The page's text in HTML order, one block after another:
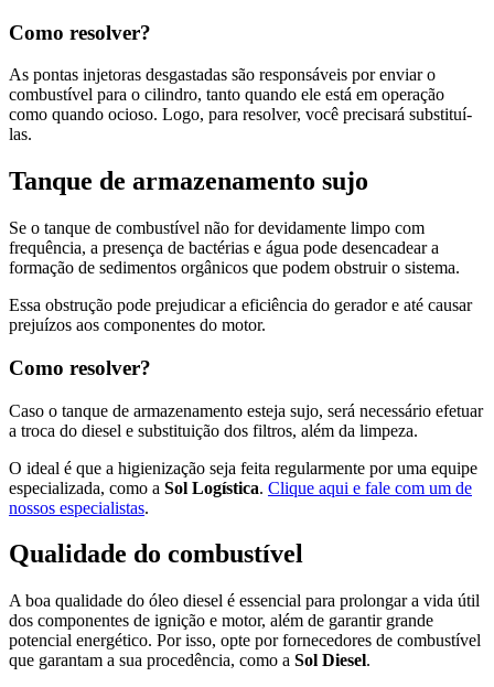
Como resolver?
As pontas injetoras desgastadas são responsáveis por enviar o
combustível para o cilindro, tanto quando ele está em operação
como quando ocioso. Logo, para resolver, você precisará substituí-
las.
Tanque de armazenamento sujo
Se o tanque de combustível não for devidamente limpo com
frequência, a presença de bactérias e água pode desencadear a
formação de sedimentos orgânicos que podem obstruir o sistema.
Essa obstrução pode prejudicar a eficiência do gerador e até causar
prejuízos aos componentes do motor.
Como resolver?
Caso o tanque de armazenamento esteja sujo, será necessário efetuar
a troca do diesel e substituição dos filtros, além da limpeza.
O ideal é que a higienização seja feita regularmente por uma equipe
especializada, como a Sol Logística. Clique aqui e fale com um de
nossos especialistas.
Qualidade do combustível
A boa qualidade do óleo diesel é essencial para prolongar a vida útil
dos componentes de ignição e motor, além de garantir grande
potencial energético. Por isso, opte por fornecedores de combustível
que garantam a sua procedência, como a Sol Diesel.